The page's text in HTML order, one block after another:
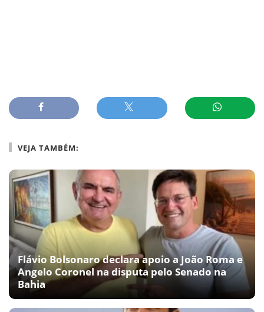
VEJA TAMBÉM:
Flávio Bolsonaro declara apoio a João Roma e
Angelo Coronel na disputa pelo Senado na
Bahia